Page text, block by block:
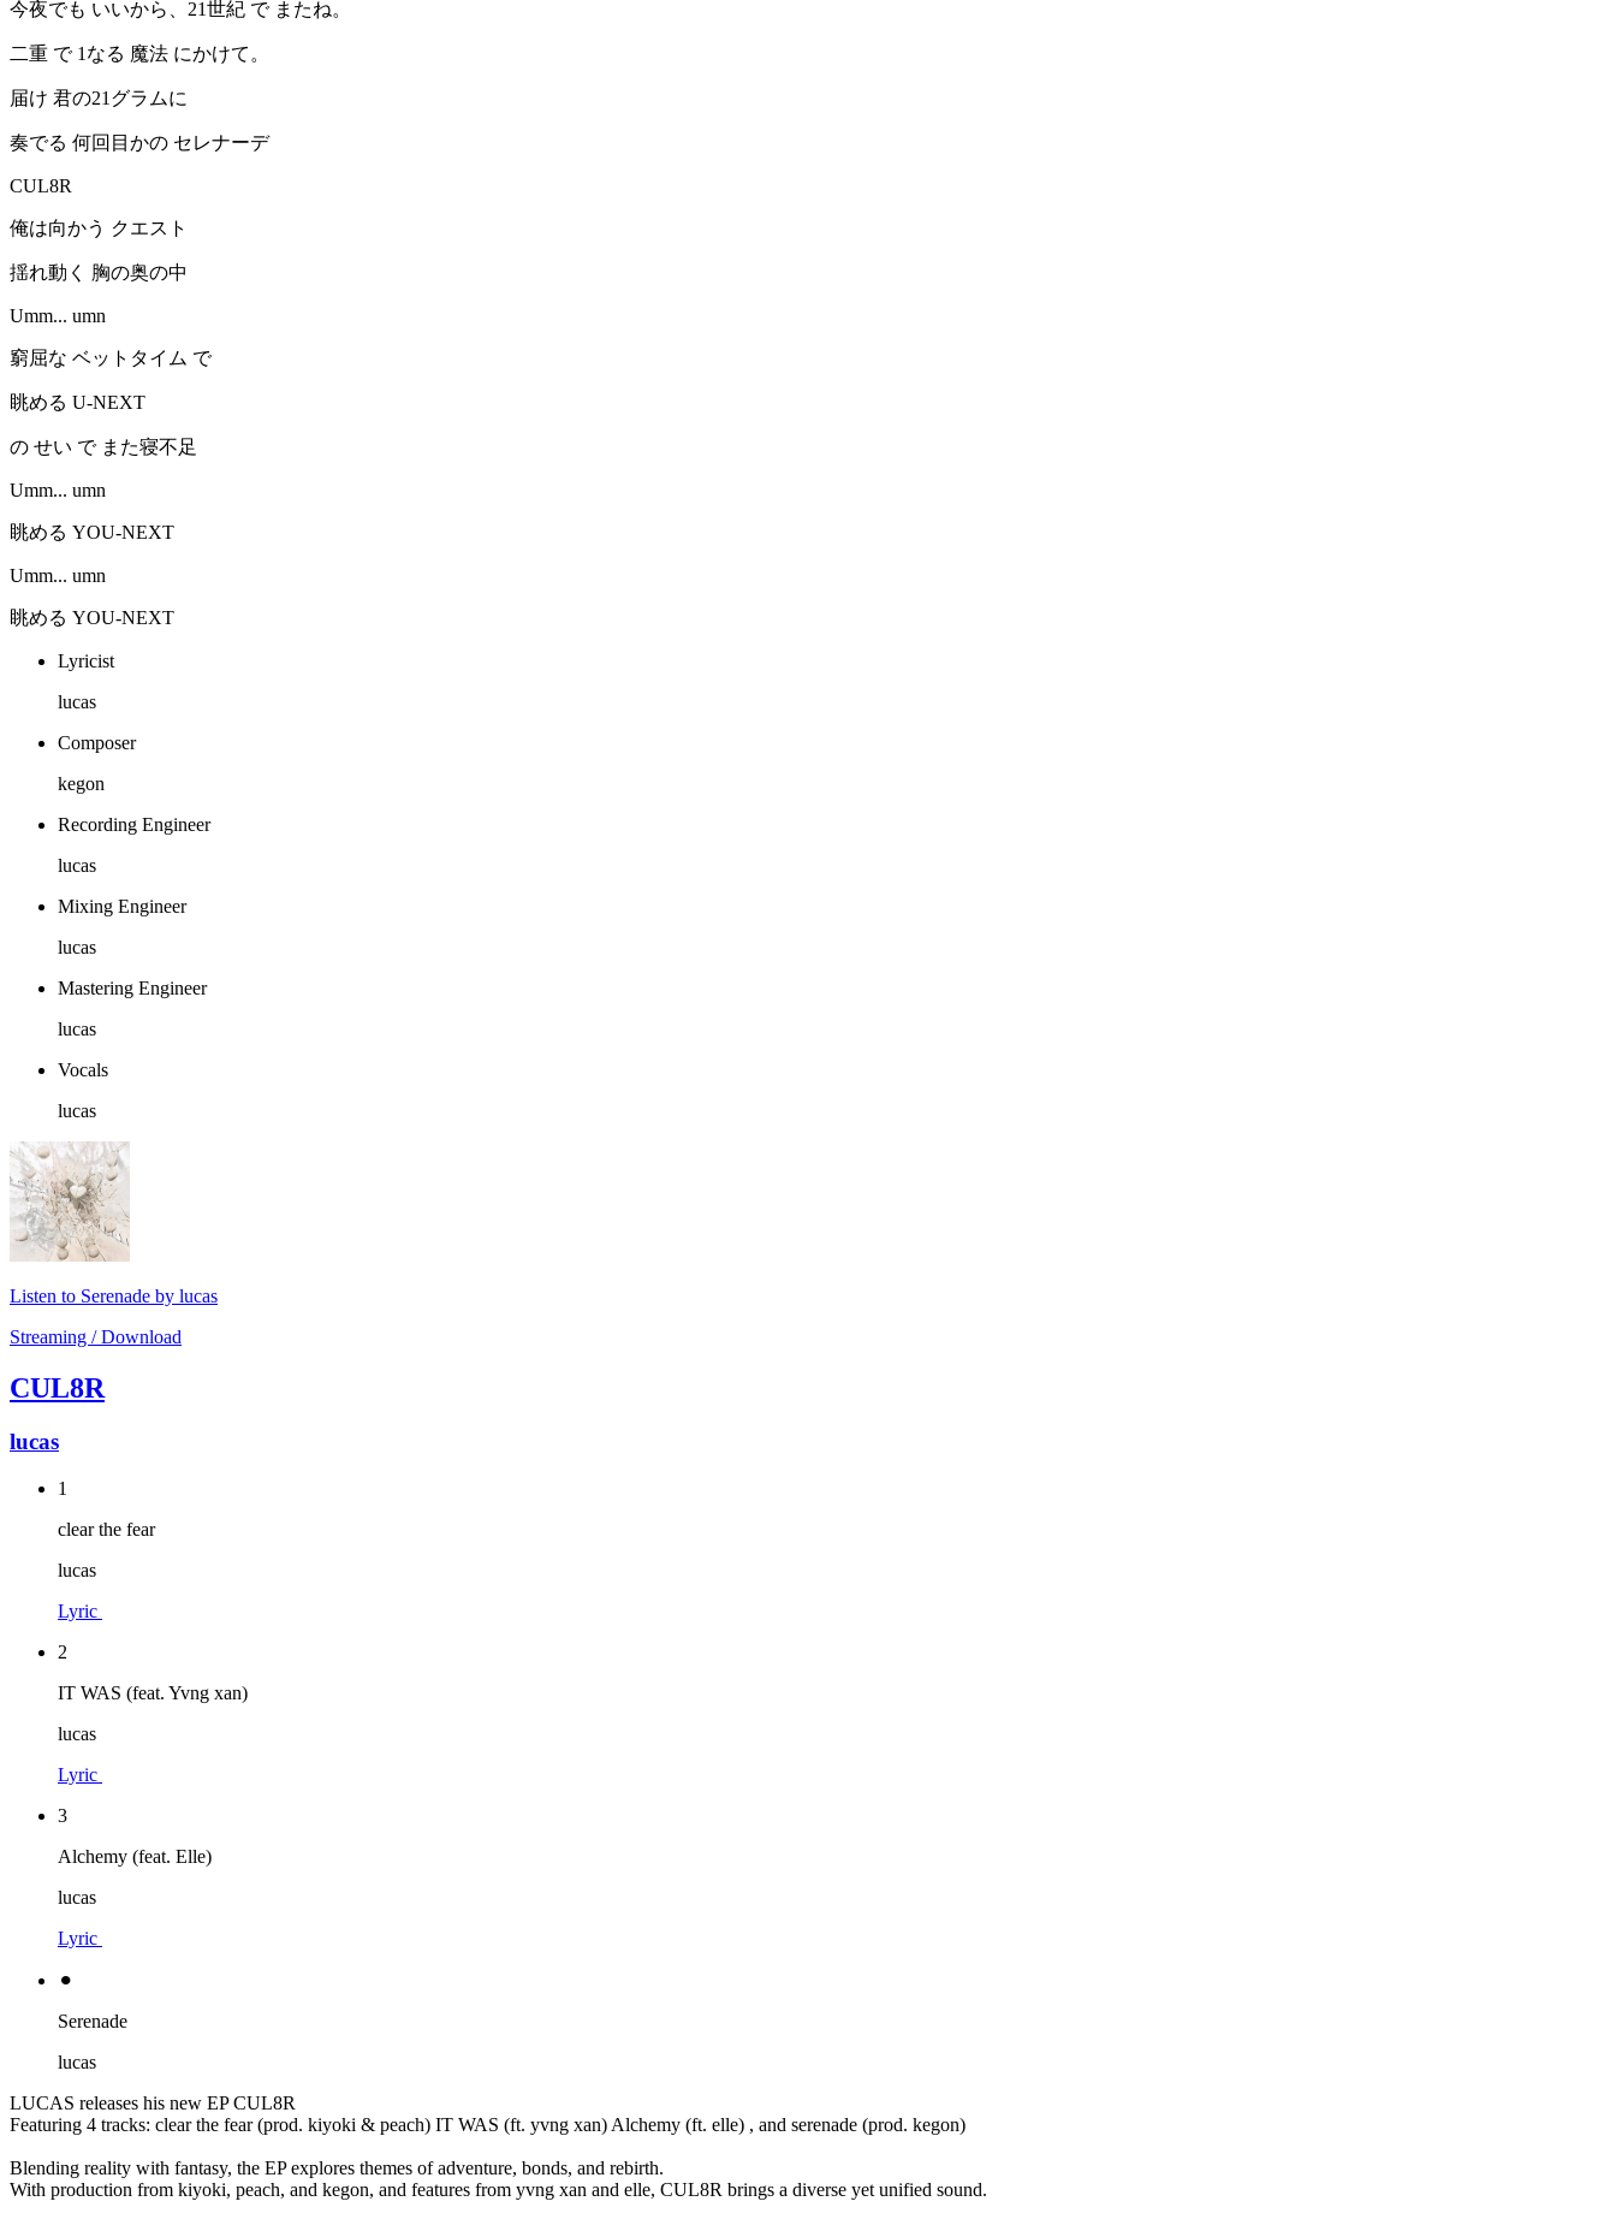
今夜でも いいから、21世紀 で またね。
二重 で 1なる 魔法 にかけて。
届け 君の21グラムに
奏でる 何回目かの セレナーデ
CUL8R
俺は向かう クエスト
揺れ動く 胸の奥の中
Umm... umn
窮屈な ベットタイム で
眺める U-NEXT
の せい で また寝不足
Umm... umn
眺める YOU-NEXT
Umm... umn
眺める YOU-NEXT
Lyricist
lucas
Composer
kegon
Recording Engineer
lucas
Mixing Engineer
lucas
Mastering Engineer
lucas
Vocals
lucas
Listen to Serenade by lucas
Streaming / Download
CUL8R
lucas
1
clear the fear
lucas
Lyric
2
IT WAS (feat. Yvng xan)
lucas
Lyric
3
Alchemy (feat. Elle)
lucas
Lyric
⚫︎
Serenade
lucas
LUCAS releases his new EP CUL8R
Featuring 4 tracks: clear the fear (prod. kiyoki & peach) IT WAS (ft. yvng xan) Alchemy (ft. elle) , and serenade (prod. kegon)
Blending reality with fantasy, the EP explores themes of adventure, bonds, and rebirth.
With production from kiyoki, peach, and kegon, and features from yvng xan and elle, CUL8R brings a diverse yet unified sound.